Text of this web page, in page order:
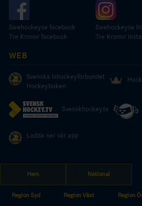
Hem National
Region Syd Region Väst Region
Swehockeyse facebook
Tre Kronor facebook
Swehockeyse
Tre Kronor
WEB
Svenska Ishockeyförbundet
Hockeyboken
Svenskhockey.tv
Ladda ner vår app